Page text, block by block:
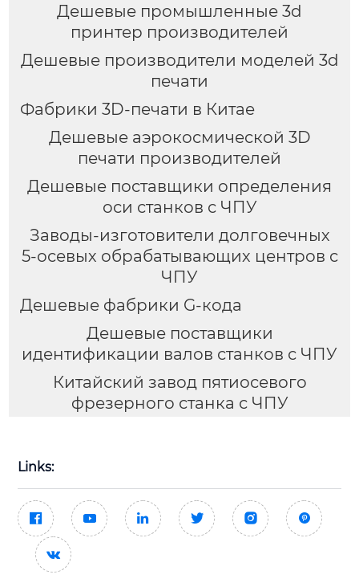
Дешевые промышленные 3d
принтер производителей
Дешевые производители моделей 3d
печати
Фабрики 3D-печати в Китае
Дешевые аэрокосмической 3D
печати производителей
Дешевые поставщики определения
оси станков с ЧПУ
Заводы-изготовители долговечных
5-осевых обрабатывающих центров с
ЧПУ
Дешевые фабрики G-кода
Дешевые поставщики
идентификации валов станков с ЧПУ
Китайский завод пятиосевого
фрезерного станка с ЧПУ
Links:
     
